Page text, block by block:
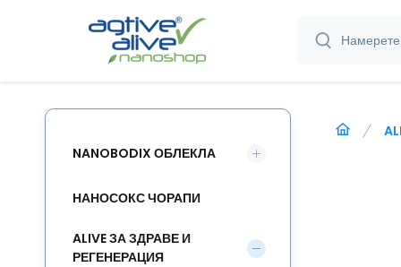
NANOBODIX ОБЛЕКЛА
НАНОСОКС ЧОРАПИ
ALIVE ЗА ЗДРАВЕ И
РЕГЕНЕРАЦИЯ